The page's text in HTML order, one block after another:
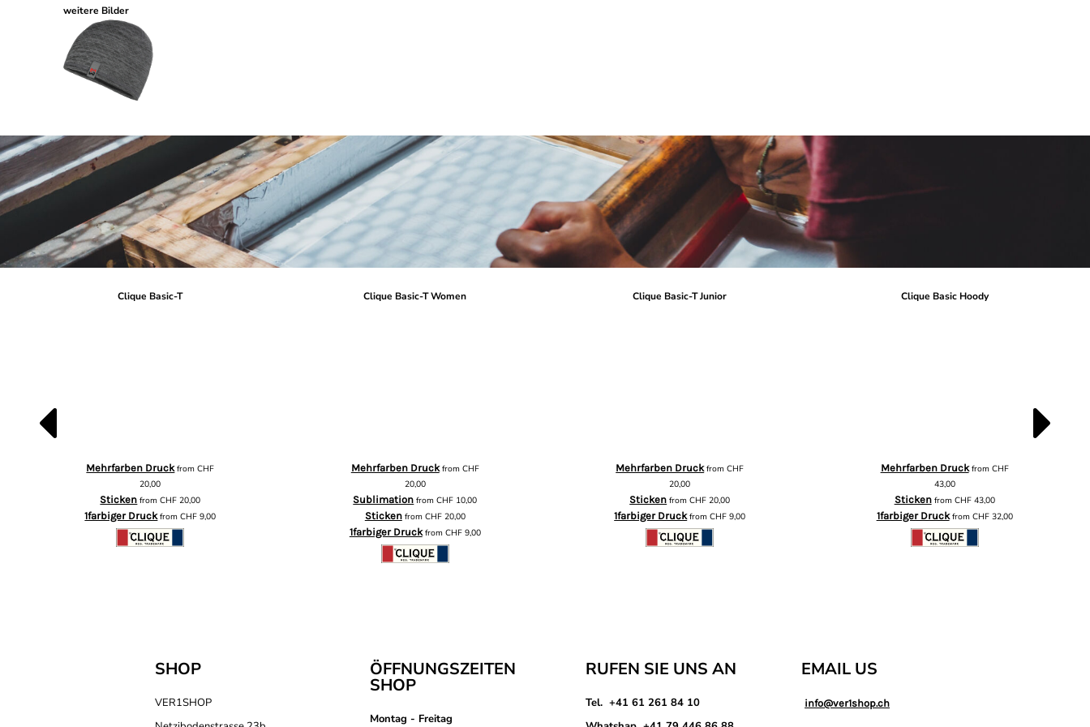
weitere Bilder
Clique Basic-T
Mehrfarben DruckfromCHF
20,00
Sticken fromCHF 20,00
1farbiger DruckfromCHF 9,00
Clique Basic-T Women
Mehrfarben Druckfrom CHF
20,00
Sublimation fromCHF 10,00
Stickenfrom CHF20,00
1farbiger Druckfrom CHF9,00
Clique Basic-T Junior
Mehrfarben DruckfromCHF
20,00
Sticken fromCHF 20,00
1farbiger DruckfromCHF 9,00
Clique Basic Hoody
Mehrfarben Druckfrom CHF
43,00
Stickenfrom CHF43,00
1farbiger Druckfrom CHF32,00
SHOP
VER1SHOP
ÖFFNUNGSZEITEN
SHOP
Montag - Freitag
RUFEN SIE UNS AN
Tel. +41 61 261 84 10
EMAIL US
info@ver1shop.ch